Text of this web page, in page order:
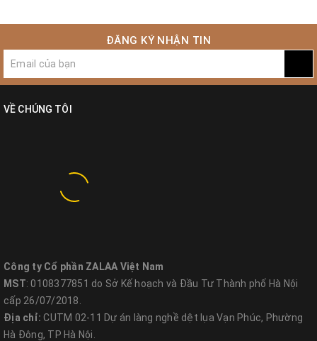
ĐĂNG KÝ NHẬN TIN
VỀ CHÚNG TÔI
Công ty Cổ phần ZALAA Việt Nam
MST: 0108377851 do Sở Kế hoạch và Đầu Tư Thành phố Hà Nội
cấp 26/07/2018.
Địa chỉ: CUTM 02-11 Dự án làng nghề dệt lụa Vạn Phúc, Phường
Hà Đông, TP Hà Nội.